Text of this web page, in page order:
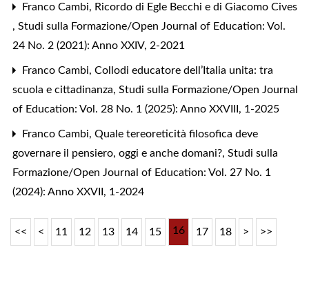
Franco Cambi, Ricordo di Egle Becchi e di Giacomo Cives
, Studi sulla Formazione/Open Journal of Education: Vol.
24 No. 2 (2021): Anno XXIV, 2-2021
Franco Cambi, Collodi educatore dell’Italia unita: tra
scuola e cittadinanza, Studi sulla Formazione/Open Journal
of Education: Vol. 28 No. 1 (2025): Anno XXVIII, 1-2025
Franco Cambi, Quale tereoreticità filosofica deve
governare il pensiero, oggi e anche domani?, Studi sulla
Formazione/Open Journal of Education: Vol. 27 No. 1
(2024): Anno XXVII, 1-2024
<< < 11 12 13 14 15 16 17 18 > >>